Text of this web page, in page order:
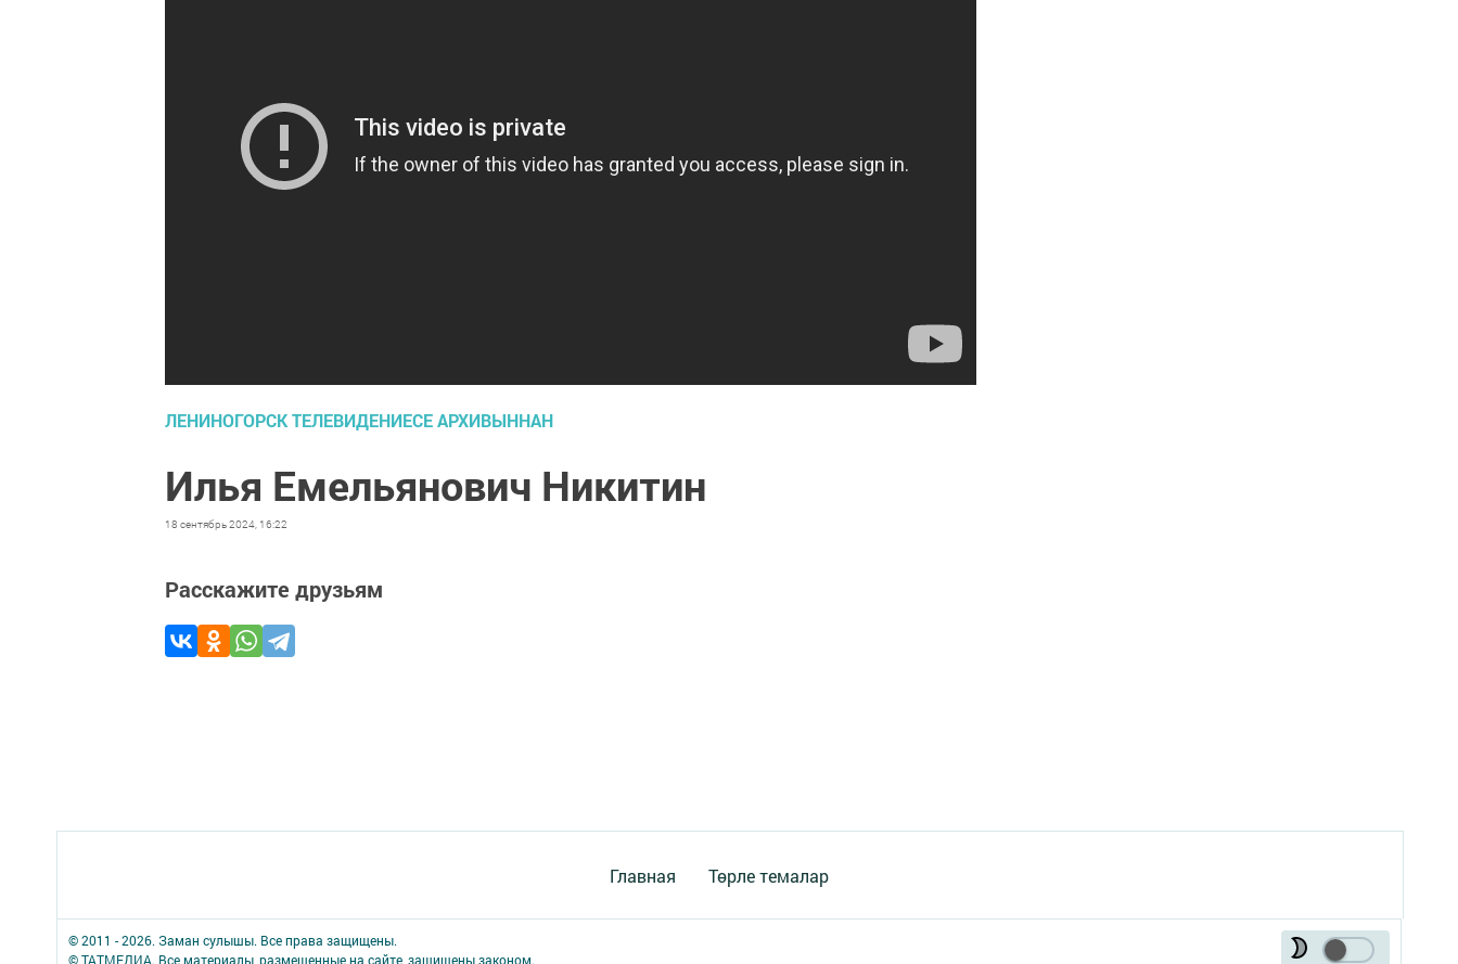
ЛЕНИНОГОРСК ТЕЛЕВИДЕНИЕСЕ АРХИВЫННАН
Илья Емельянович Никитин
18 сентябрь 2024, 16:22
Расскажите друзьям
Главная Төрле темалар
© 2011 - 2026. Заман сулышы. Все права защищены.
© ТАТМЕДИА. Все материалы, размещенные на сайте, защищены законом.